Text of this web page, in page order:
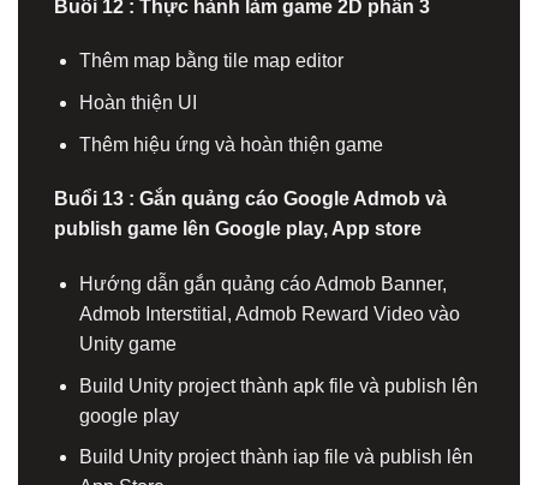
Buổi 12 : Thực hành làm game 2D phần 3
Thêm map bằng tile map editor
Hoàn thiện UI
Thêm hiệu ứng và hoàn thiện game
Buổi 13 : Gắn quảng cáo Google Admob và
publish game lên Google play, App store
Hướng dẫn gắn quảng cáo Admob Banner,
Admob Interstitial, Admob Reward Video vào
Unity game
Build Unity project thành apk file và publish lên
google play
Build Unity project thành iap file và publish lên